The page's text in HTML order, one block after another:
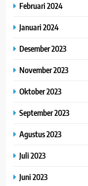
Februari 2024
Januari 2024
Desember 2023
November 2023
Oktober 2023
September 2023
Agustus 2023
Juli 2023
Juni 2023